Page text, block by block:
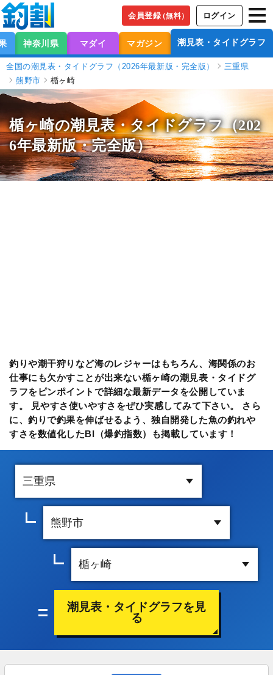
会員登録（無料） ログイン
神奈川県 マダイ マガジン 潮見表・タイドグラフ
全国の潮見表・タイドグラフ（2026年最新版・完全版）
三重県
熊野市
楯ヶ崎
楯ヶ崎の潮見表・タイドグラフ（202
6年最新版・完全版）
釣りや潮干狩りなど海のレジャーはもちろん、海関係のお
仕事にも欠かすことが出来ない楯ヶ崎の潮見表・タイドグ
ラフをピンポイントで詳細な最新データを公開していま
す。 見やすさ使いやすさをぜひ実感してみて下さい。 さら
に、釣りで釣果を伸ばせるよう、独自開発した魚の釣れや
すさを数値化したBI（爆釣指数）も掲載しています！
潮見表・タイドグラフを見
る